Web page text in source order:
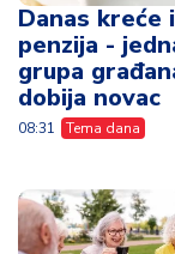
Danas kreće
penzija -
grupa
dobija novac
08:31 Tema dana